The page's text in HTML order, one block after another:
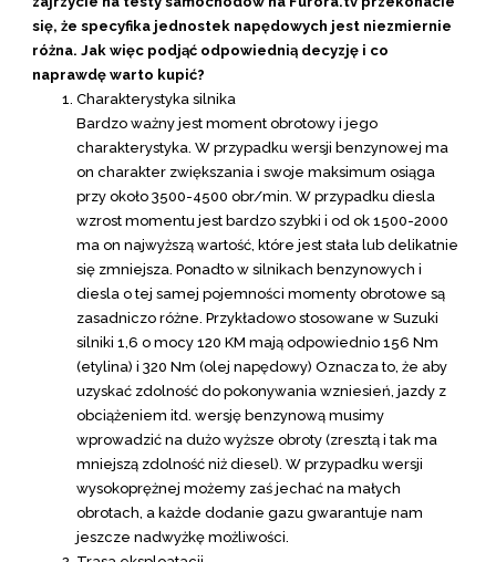
się, że specyfika jednostek napędowych jest niezmiernie
różna. Jak więc podjąć odpowiednią decyzję i co
naprawdę warto kupić?
Charakterystyka silnika
Bardzo ważny jest moment obrotowy i jego
charakterystyka. W przypadku wersji benzynowej ma
on charakter zwiększania i swoje maksimum osiąga
przy około 3500-4500 obr/min. W przypadku diesla
wzrost momentu jest bardzo szybki i od ok 1500-2000
ma on najwyższą wartość, które jest stała lub delikatnie
się zmniejsza. Ponadto w silnikach benzynowych i
diesla o tej samej pojemności momenty obrotowe są
zasadniczo różne. Przykładowo stosowane w Suzuki
silniki 1,6 o mocy 120 KM mają odpowiednio 156 Nm
(etylina) i 320 Nm (olej napędowy) Oznacza to, że aby
uzyskać zdolność do pokonywania wzniesień, jazdy z
obciążeniem itd. wersję benzynową musimy
wprowadzić na dużo wyższe obroty (zresztą i tak ma
mniejszą zdolność niż diesel). W przypadku wersji
wysokoprężnej możemy zaś jechać na małych
obrotach, a każde dodanie gazu gwarantuje nam
jeszcze nadwyżkę możliwości.